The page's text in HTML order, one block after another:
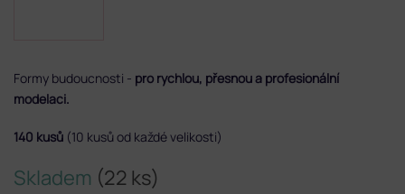
Skladem (22 ks)
Formy budoucnosti - pro rychlou, přesnou a profesionální
modelaci.
140 kusů (10 kusů od každé velikosti)